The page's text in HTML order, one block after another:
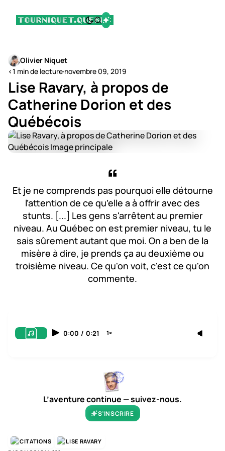
Olivier Niquet
<1 min de lecture·novembre 09, 2019
Lise Ravary, à propos de
Catherine Dorion et des
Québécois
Et je ne comprends pas pourquoi elle détourne
l’attention de ce qu’elle a à offrir avec des
stunts. [...] Les gens s'arrêtent au premier
niveau. Au Québec on est premier niveau, tu le
sais sûrement autant que moi. On a ben de la
misère à dire, je prends ça au deuxième ou
troisième niveau. Ce qu'on voit, c'est ce qu'on
commente.
0:00 / 0:21 1×
L’aventure continue — suivez-nous.
S’INSCRIRE
CITATIONS LISE RAVARY